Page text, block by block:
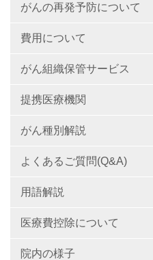
がんの再発予防について
費用について
がん組織保管サービス
提携医療機関
がん種別解説
よくあるご質問(Q&A)
用語解説
医療費控除について
院内の様子